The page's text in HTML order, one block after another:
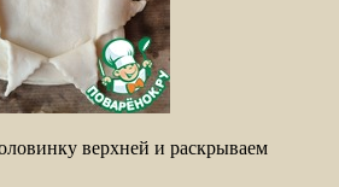
верхней и раскрываем